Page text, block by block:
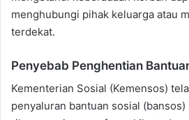
menghubungi pihak keluarga atau
terdekat.
Penyebab Penghentian
Kementerian Sosial (Kemensos)
penyaluran bantuan sosial